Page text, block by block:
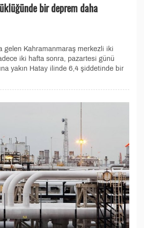
bir deprem daha
gelen Kahramanmaraş merkezli iki
iki hafta sonra, pazartesi günü
yakın Hatay ilinde 6,4 şiddetinde bir